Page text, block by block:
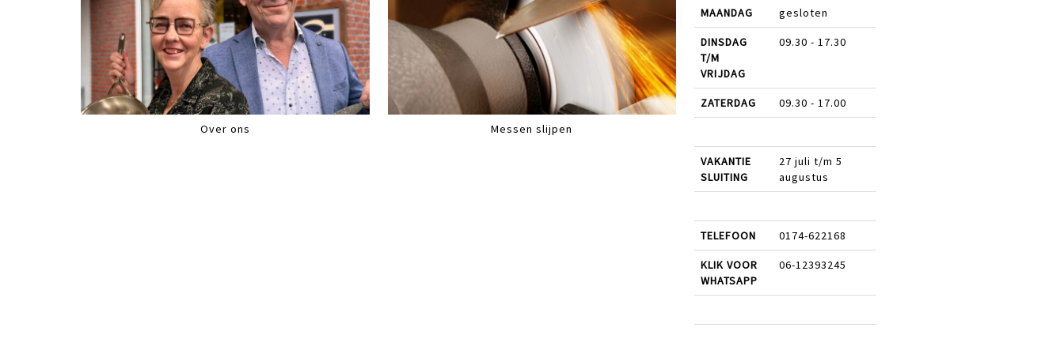
Over ons Messen slijpen
MAANDAG gesloten
DINSDAG
T/M
VRIJDAG
09.30 - 17.30
ZATERDAG 09.30 - 17.00
VAKANTIE
SLUITING
27 juli t/m 5
augustus
TELEFOON 0174-622168
KLIK VOOR
WHATSAPP
06-12393245